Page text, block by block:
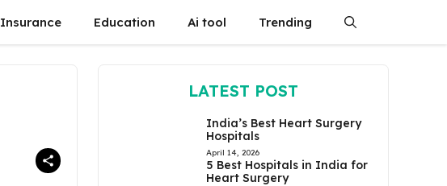
Insurance Education Ai tool Trending
LATEST POST
India’s Best Heart Surgery
Hospitals
April 14, 2026
5 Best Hospitals in India for
Heart Surgery